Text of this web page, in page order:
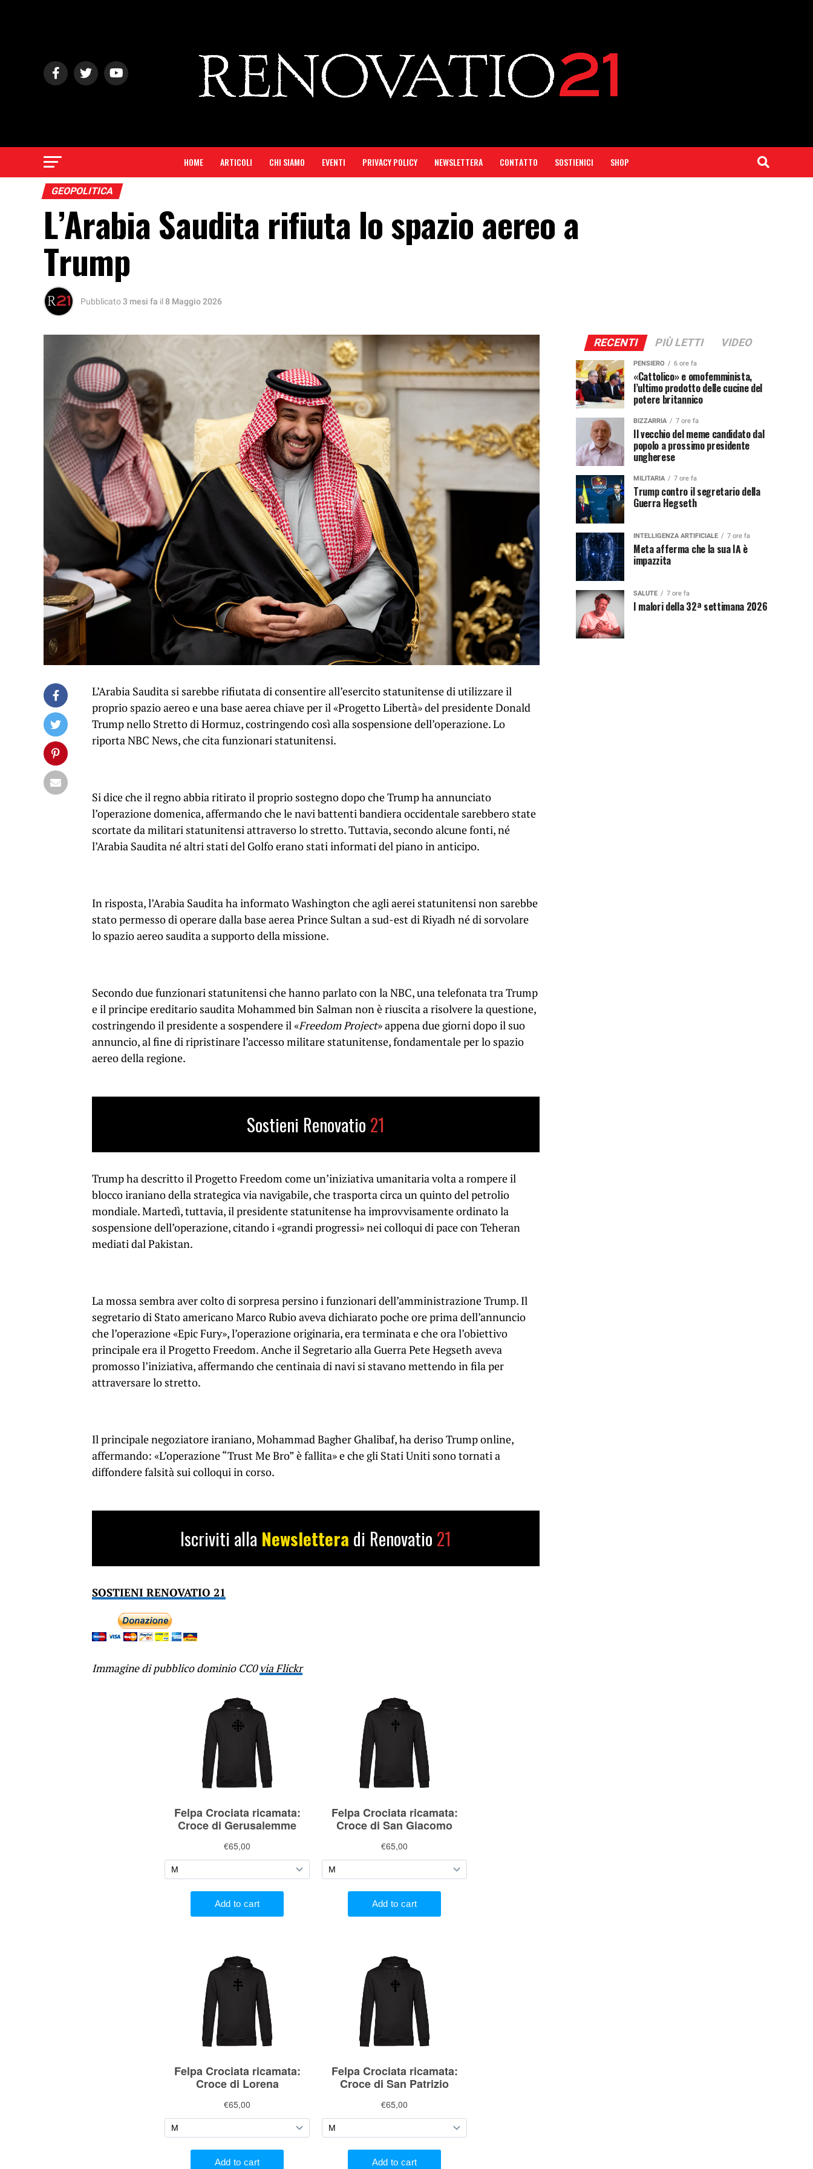
HOME ARTICOLI CHI SIAMO EVENTI PRIVACY POLICY NEWSLETTERA CONTATTO SOSTIENICI SHOP
GEOPOLITICA
L’Arabia Saudita rifiuta lo spazio aereo a
Trump
Pubblicato3 mesi fa il 8 Maggio 2026
L’Arabia Saudita si sarebbe rifiutata di consentire all’esercito statunitense di utilizzare il
proprio spazio aereo e una base aerea chiave per il «Progetto Libertà» del presidente Donald
Trump nello Stretto di Hormuz, costringendo così alla sospensione dell’operazione. Lo
riporta NBC News, che cita funzionari statunitensi.
Si dice che il regno abbia ritirato il proprio sostegno dopo che Trump ha annunciato
l’operazione domenica, affermando che le navi battenti bandiera occidentale sarebbero state
scortate da militari statunitensi attraverso lo stretto. Tuttavia, secondo alcune fonti, né
l’Arabia Saudita né altri stati del Golfo erano stati informati del piano in anticipo.
In risposta, l’Arabia Saudita ha informato Washington che agli aerei statunitensi non sarebbe
stato permesso di operare dalla base aerea Prince Sultan a sud-est di Riyadh né di sorvolare
lo spazio aereo saudita a supporto della missione.
Secondo due funzionari statunitensi che hanno parlato con la NBC, una telefonata tra Trump
e il principe ereditario saudita Mohammed bin Salman non è riuscita a risolvere la questione,
costringendo il presidente a sospendere il «Freedom Project» appena due giorni dopo il suo
annuncio, al fine di ripristinare l’accesso militare statunitense, fondamentale per lo spazio
aereo della regione.
Sostieni Renovatio 21
Trump ha descritto il Progetto Freedom come un’iniziativa umanitaria volta a rompere il
blocco iraniano della strategica via navigabile, che trasporta circa un quinto del petrolio
mondiale. Martedì, tuttavia, il presidente statunitense ha improvvisamente ordinato la
sospensione dell’operazione, citando i «grandi progressi» nei colloqui di pace con Teheran
mediati dal Pakistan.
La mossa sembra aver colto di sorpresa persino i funzionari dell’amministrazione Trump. Il
segretario di Stato americano Marco Rubio aveva dichiarato poche ore prima dell’annuncio
che l’operazione «Epic Fury», l’operazione originaria, era terminata e che ora l’obiettivo
principale era il Progetto Freedom. Anche il Segretario alla Guerra Pete Hegseth aveva
promosso l’iniziativa, affermando che centinaia di navi si stavano mettendo in fila per
attraversare lo stretto.
Il principale negoziatore iraniano, Mohammad Bagher Ghalibaf, ha deriso Trump online,
affermando: «L’operazione “Trust Me Bro” è fallita» e che gli Stati Uniti sono tornati a
diffondere falsità sui colloqui in corso.
Iscriviti alla Newslettera di Renovatio 21
SOSTIENI RENOVATIO 21
Immagine di pubblico dominio CC0via Flickr
RECENTI PIÙ LETTI VIDEO
PENSIERO 6 ore fa
«Cattolico» e omofemminista,
l’ultimo prodotto delle cucine del
potere britannico
BIZZARRIA 7 ore fa
Il vecchio del meme candidato dal
popolo a prossimo presidente
ungherese
MILITARIA 7 ore fa
Trump contro il segretario della
Guerra Hegseth
INTELLIGENZA ARTIFICIALE 7 ore fa
Meta afferma che la sua IA è
impazzita
SALUTE 7 ore fa
I malori della 32ª settimana 2026